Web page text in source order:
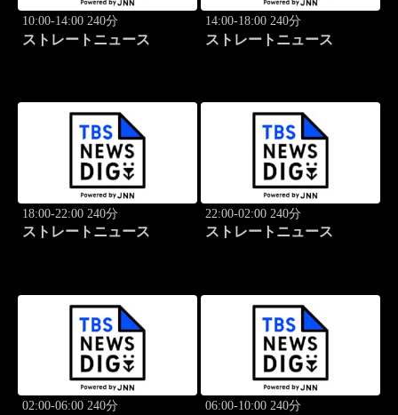
10:00-14:00 240分
ストレートニュース
14:00-18:00 240分
ストレートニュース
18:00-22:00 240分
ストレートニュース
22:00-02:00 240分
ストレートニュース
02:00-06:00 240分 06:00-10:00 240分